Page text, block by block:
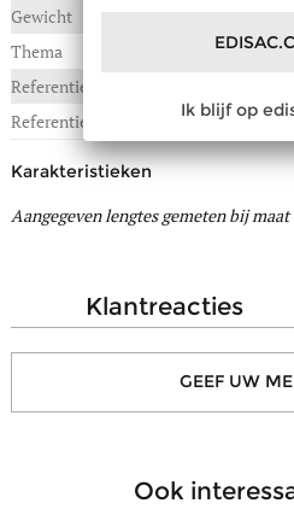
Gewicht
Thema
Referentie :
Referentie fabrikant
Karakteristieken
Dit model tailleert
Voering
Binnenzool
Aangegeven lengtes gemeten bij maat
klantreacties
GEEF UW
ook
Ik blijf op